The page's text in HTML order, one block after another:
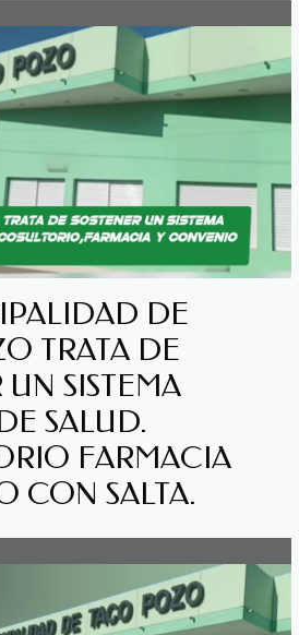
DE
TRATA DE
UN SISTEMA
SALUD.
FARMACIA
CON SALTA.